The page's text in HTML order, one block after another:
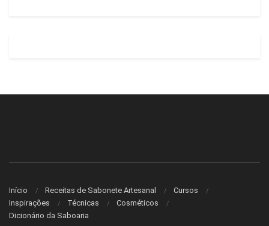
Início Receitas de Sabonete Artesanal
Cursos
Inspirações
Técnicas
Cosméticos
Dicionário da Saboaria